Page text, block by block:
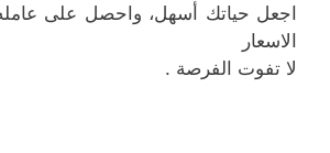
اجعل حياتك أسهل، واحصل على
الاسعار
لا تفوت الفرصة .